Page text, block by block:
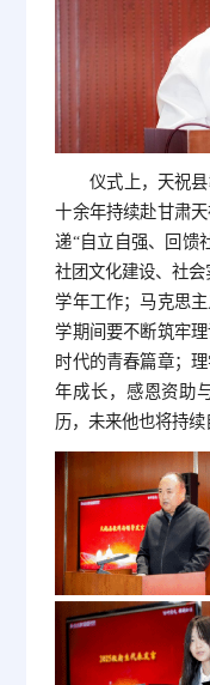
仪式上，天祝
十余年持续赴甘肃
递“自立自强、回馈
社团文化建设、社会
学年工作；马克思
学期间要不断筑牢
时代的青春篇章；
年成长，感恩资助
历，未来他也将持续